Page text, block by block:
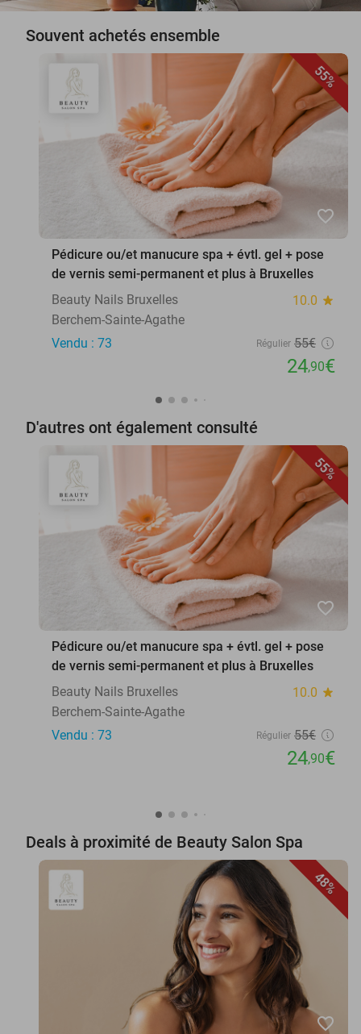
Souvent achetés ensemble
55%
favorite_border
Pédicure ou/et manucure spa + évtl. gel + pose
de vernis semi-permanent et plus à Bruxelles
Beauty Nails Bruxelles
10.0 star
Berchem-Sainte-Agathe
Vendu : 73
Régulier 55€
24,90€
D'autres ont également consulté
55%
favorite_border
Pédicure ou/et manucure spa + évtl. gel + pose
de vernis semi-permanent et plus à Bruxelles
Beauty Nails Bruxelles
10.0 star
Berchem-Sainte-Agathe
Vendu : 73
Régulier 55€
24,90€
Deals à proximité de Beauty Salon Spa
48%
favorite_border